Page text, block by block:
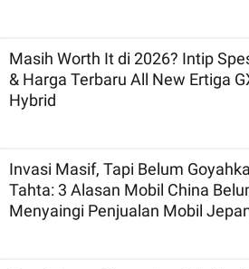
Masih Worth It di 2026? Intip
& Harga Terbaru All New Ertiga
Hybrid
Invasi Masif, Tapi Belum
Tahta: 3 Alasan Mobil China
Menyaingi Penjualan Mobil